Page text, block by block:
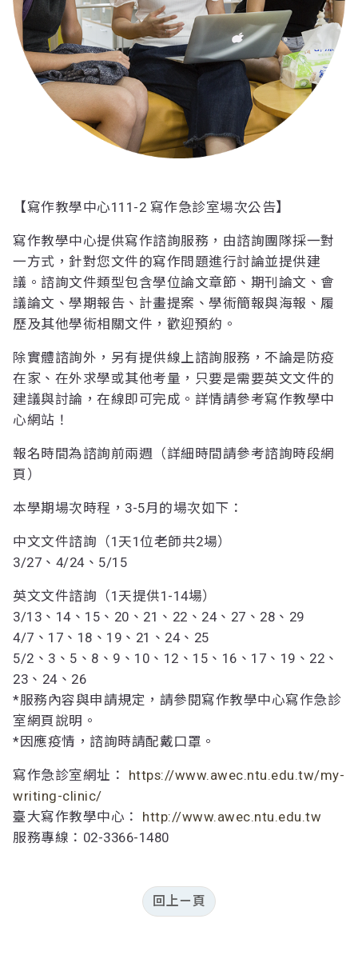
【寫作教學中心111-2 寫作急診室場次公告】
寫作教學中心提供寫作諮詢服務，由諮詢團隊採一對
一方式，針對您文件的寫作問題進行討論並提供建
議。諮詢文件類型包含學位論文章節、期刊論文、會
議論文、學期報告、計畫提案、學術簡報與海報、履
歷及其他學術相關文件，歡迎預約。
除實體諮詢外，另有提供線上諮詢服務，不論是防疫
在家、在外求學或其他考量，只要是需要英文文件的
建議與討論，在線即可完成。詳情請參考寫作教學中
心網站！
報名時間為諮詢前兩週（詳細時間請參考諮詢時段網
頁）
本學期場次時程，3-5月的場次如下：
中文文件諮詢（1天1位老師共2場）
3/27、4/24、5/15
英文文件諮詢（1天提供1-14場）
3/13、14、15、20、21、22、24、27、28、29
4/7、17、18、19、21、24、25
5/2、3、5、8、9、10、12、15、16、17、19、22、
23、24、26
*服務內容與申請規定，請參閱寫作教學中心寫作急診
室網頁說明。
*因應疫情，諮詢時請配戴口罩。
寫作急診室網址： https://www.awec.ntu.edu.tw/my-
writing-clinic/
臺大寫作教學中心： http://www.awec.ntu.edu.tw
服務專線：02-3366-1480
回上ㄧ頁